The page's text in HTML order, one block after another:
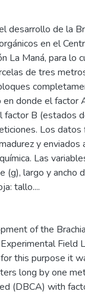
desarrollo de la
en el
La Maná, para lo
de tres
donde el factor
B (estados
Los datos
y enviados
Las
(g), largo y ancho
tallo....
of the
Field
this purpose it
long by one
(DBCA) with